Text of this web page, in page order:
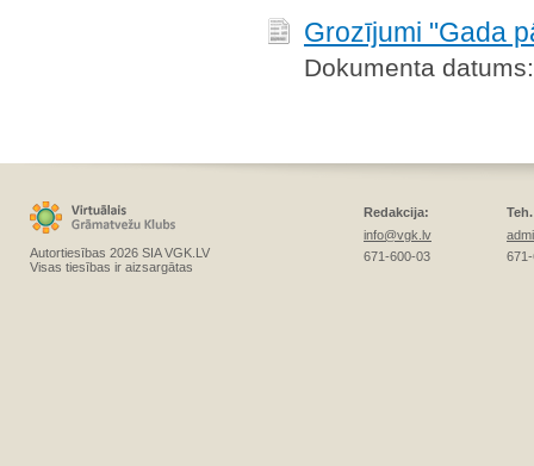
Grozījumi "Gada
Dokumenta
Autortiesības 2026 SIA VGK.LV
Visas tiesības ir aizsargātas
Redakcija:
info@vgk.lv
671-600-03